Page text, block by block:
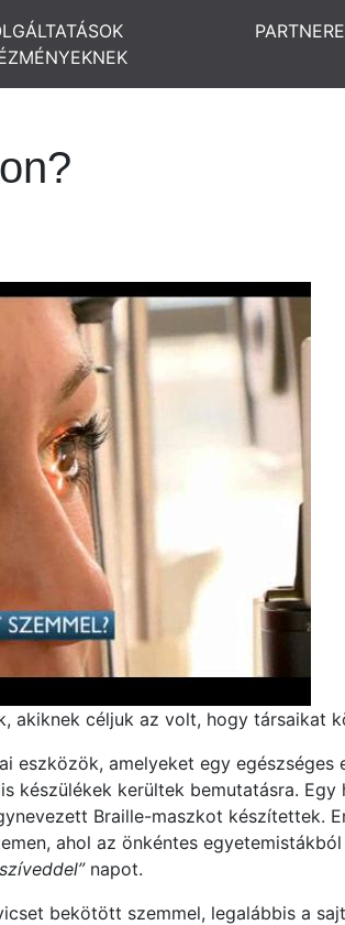
akiknek céljuk az volt, hogy társaikat
eszközök, amelyeket egy egészséges
készülékek kerültek bemutatásra. Egy
Braille-maszkot készítettek.
ahol az önkéntes
napot.
bekötött szemmel, legalábbis a